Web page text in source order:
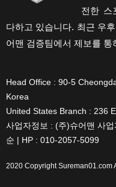
전한 스
다하고 있습니다. 최근 우
어맨 검증팀에서 제보를
Head Office : 90-5
Korea
United States Branch : 236
사업자정보 : (주)슈어맨 사
순 | HP : 010-2057-5099
2020 CopyrightSureman01.com